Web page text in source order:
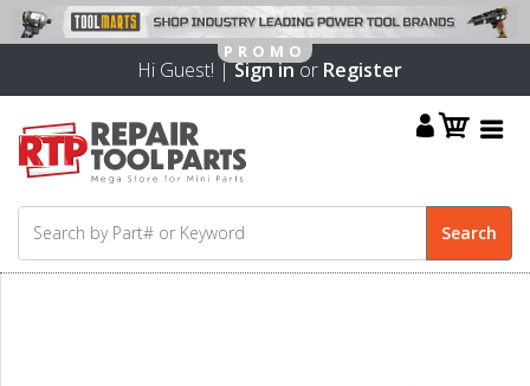
Hi Guest! |Sign inor Register